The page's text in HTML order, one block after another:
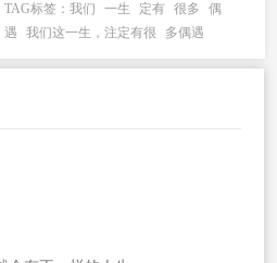
真的爱你——四度陌言“如果你越来越冷
漠，你以为你成长了，但其实没有。长
TAG标签：我们 一生 定有 很多
偶
遇
我们这一生，注定有很 多偶遇